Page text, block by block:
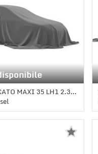
MAXI 35 LH1 2.3 MJT 130CV
• Bianco